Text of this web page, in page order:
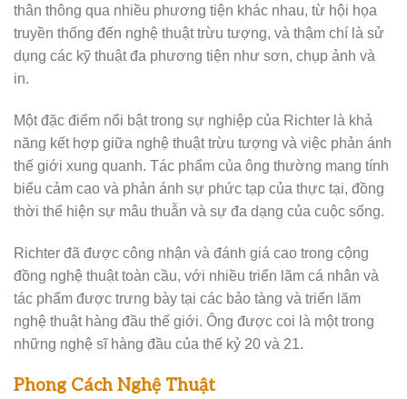
thân thông qua nhiều phương tiện khác nhau, từ hội họa
truyền thống đến nghệ thuật trừu tượng, và thậm chí là sử
dụng các kỹ thuật đa phương tiện như sơn, chụp ảnh và
in.
Một đặc điểm nổi bật trong sự nghiệp của Richter là khả
năng kết hợp giữa nghệ thuật trừu tượng và việc phản ánh
thế giới xung quanh. Tác phẩm của ông thường mang tính
biểu cảm cao và phản ánh sự phức tạp của thực tại, đồng
thời thể hiện sự mâu thuẫn và sự đa dạng của cuộc sống.
Richter đã được công nhận và đánh giá cao trong cộng
đồng nghệ thuật toàn cầu, với nhiều triển lãm cá nhân và
tác phẩm được trưng bày tại các bảo tàng và triển lãm
nghệ thuật hàng đầu thế giới. Ông được coi là một trong
những nghệ sĩ hàng đầu của thế kỷ 20 và 21.
Phong Cách Nghệ Thuật